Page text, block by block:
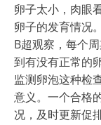
卵子太小，肉眼
卵子的发育情况
B超观察，每个
到有没有正常的
监测卵泡这种检
意义。一个合格
况，及时更新促